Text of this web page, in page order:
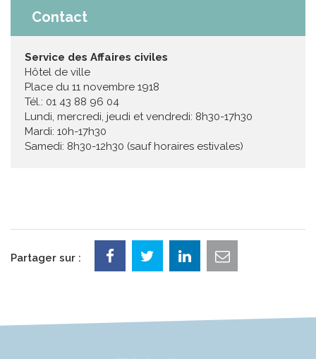
Contact
Service des Affaires civiles
Hôtel de ville
Place du 11 novembre 1918
Tél.: 01 43 88 96 04
Lundi, mercredi, jeudi et vendredi: 8h30-17h30
Mardi: 10h-17h30
Samedi: 8h30-12h30 (sauf horaires estivales)
Partager sur :